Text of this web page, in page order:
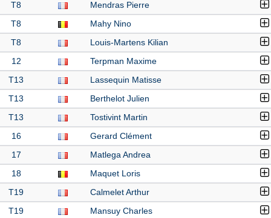
T8 Mendras Pierre
T8 Mahy Nino
T8 Louis-Martens Kilian
12 Terpman Maxime
T13 Lassequin Matisse
T13 Berthelot Julien
T13 Tostivint Martin
16 Gerard Clément
17 Matlega Andrea
18 Maquet Loris
T19 Calmelet Arthur
T19 Mansuy Charles